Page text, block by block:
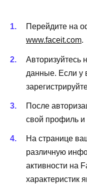
Перейдите на
www.faceit.com.
Авторизуйтесь
данные. Если у
После
свой профиль и
На странице
различную
активности на
характеристик